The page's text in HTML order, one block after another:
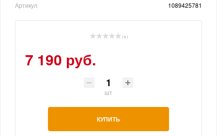
Артикул
1089425781
( 0 )
7 190 руб.
шт
КУПИТЬ